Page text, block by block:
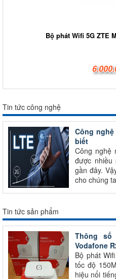
Bộ phát Wifi 5G ZTE
Tin tức công nghệ
Công
biết
Công nghệ
được nhiều
gần đây.
cho chúng
Tin tức sản phẩm
Thông
Vodafone
Bộ phát
tốc độ
hiệu nổi